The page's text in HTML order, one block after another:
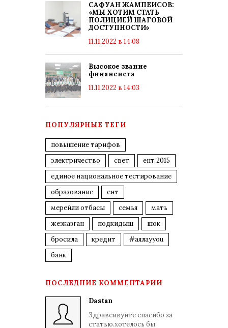
САФУАН ЖАМПЕИСОВ:
«МЫ ХОТИМ СТАТЬ
ПОЛИЦИЕЙ ШАГОВОЙ
ДОСТУПНОСТИ»
11.11.2022 в 14:08
Высокое звание
финансиста
11.11.2022 в 14:03
ПОПУЛЯРНЫЕ ТЕГИ
повышение тарифов
электричество
свет
ент 2015
единое национальное тестирование
образование
ент
мерейли отбасы
семья
мать
жезказган
подкидыш
шок
бросила
кредит
#аялауyou
банк
ПОСЛЕДНИЕ КОММЕНТАРИИ
Dastan
Здравсивуйте спасибо за
статью.хотелось бы